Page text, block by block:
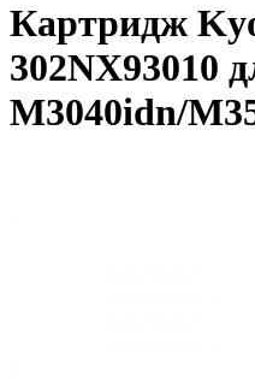
Картридж
302NX93010
M3040idn/